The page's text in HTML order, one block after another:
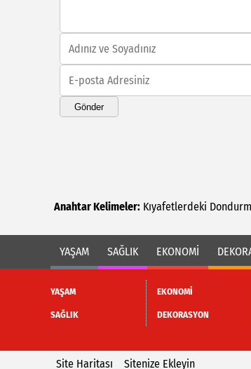
Gönder
Anahtar Kelimeler: Kıyafetlerdeki
YAŞAM SAĞLIK EKONOMİ
YAŞAM
SAĞLIK
EKONOMİ
DEKORASYON
Site Haritası Sitenize Ekleyin